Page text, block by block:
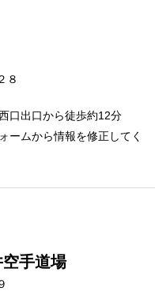
８
口出口から徒歩約12分
ームから情報を修正してく
手道場